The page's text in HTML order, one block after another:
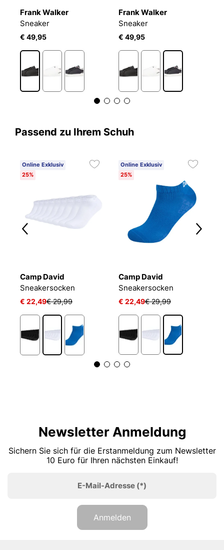
Frank Walker
Sneaker
€ 49,95
Frank Walker
Sneaker
€ 49,95
Passend zu Ihrem Schuh
Online Exklusiv
25%
Camp David
Sneakersocken
€ 22,49€ 29,99
Online Exklusiv
25%
Camp David
Sneakersocken
€ 22,49€ 29,99
Newsletter Anmeldung
Sichern Sie sich für die Erstanmeldung zum Newsletter
10 Euro für Ihren nächsten Einkauf!
E-Mail-Adresse (*)
Anmelden